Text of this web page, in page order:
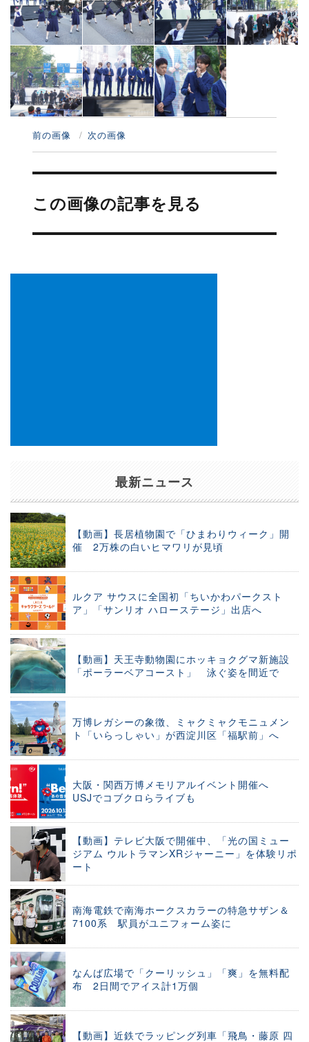
前の画像 次の画像
投
ナ
ビ
ー
この画像の記事を見る
最新ニュース
【動画】長居植物園で「ひまわりウィーク」開
催 2万株の白いヒマワリが見頃
ルクア サウスに全国初「ちいかわパークスト
ア」「サンリオ ハローステージ」出店へ
【動画】天王寺動物園にホッキョクグマ新施設
「ポーラーベアコースト」 泳ぐ姿を間近で
万博レガシーの象徴、ミャクミャクモニュメン
ト「いらっしゃい」が西淀川区「福駅前」へ
大阪・関西万博メモリアルイベント開催へ
USJでコブクロらライブも
【動画】テレビ大阪で開催中、「光の国ミュー
ジアム ウルトラマンXRジャーニー」を体験リポ
ート
南海電鉄で南海ホークスカラーの特急サザン＆
7100系 駅員がユニフォーム姿に
なんば広場で「クーリッシュ」「爽」を無料配
布 2日間でアイス計1万個
【動画】近鉄でラッピング列車「飛鳥・藤原 四